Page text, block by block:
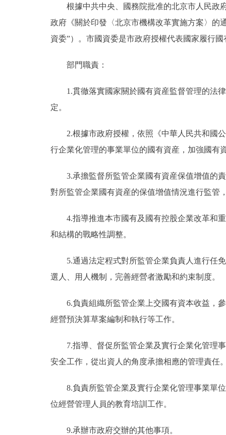
根據中共中央、國務院批准的北京市人民政府
政府《關於印發〈北京市機構改革實施方案〉的
資委”）。市國資委是市政府授權代表國家履行
部門職責：
1.貫徹落實國家關於國有資産監督管理的法律
定。
2.根據市政府授權，依照《中華人民共和國公
行企業化管理的事業單位的國有資産，加強國有
3.承擔監督所監管企業國有資産保值增值的責
對所監管企業國有資産的保值增值情況進行監管
4.指導推進本市國有及國有控股企業改革和重
和結構的戰略性調整。
5.通過法定程式對所監管企業負責人進行任免
選人、用人機制，完善經營者激勵和約束制度。
6.負責組織所監管企業上交國有資本收益，參
經營預決算草案編制和執行等工作。
7.指導、督促所監管企業及實行企業化管理事
安全工作，從出資人的角度承擔相應的管理責任
8.負責所監管企業及實行企業化管理事業單位
位經營管理人員的教育培訓工作。
9.承辦市政府交辦的其他事項。